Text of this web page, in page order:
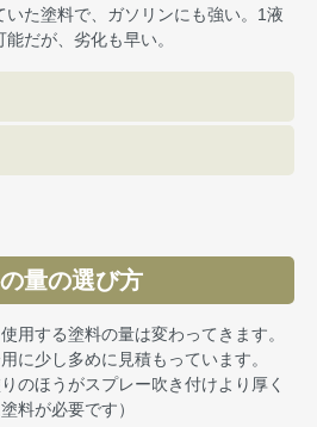
た塗料で、ガソリンにも強い。1液
だが、劣化も早い。
量の選び方
用する塗料の量は変わってきます。
に少し多めに見積もっています。
のほうがスプレー吹き付けより厚く
料が必要です）